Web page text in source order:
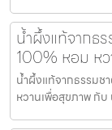
น้ำผึ้งแท้จากธ
100% หอม ห
น้ำผึ้งแท้จากธรรมช
หวานเพื่อสุขภาพ กับ